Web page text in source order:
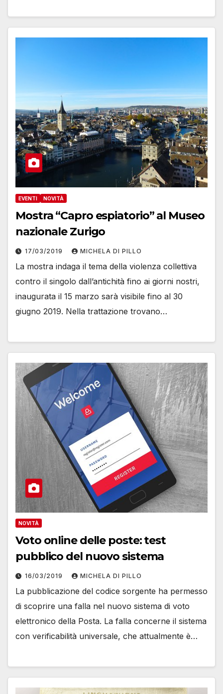
EVENTI NOVITÀ
Mostra “Capro espiatorio” al Museo
nazionale Zurigo
17/03/2019 MICHELA DI PILLO
La mostra indaga il tema della violenza collettiva
contro il singolo dall’antichità fino ai giorni nostri,
inaugurata il 15 marzo sarà visibile fino al 30
giugno 2019. Nella trattazione trovano…
NOVITÀ
Voto online delle poste: test
pubblico del nuovo sistema
16/03/2019 MICHELA DI PILLO
La pubblicazione del codice sorgente ha permesso
di scoprire una falla nel nuovo sistema di voto
elettronico della Posta. La falla concerne il sistema
con verificabilità universale, che attualmente è…